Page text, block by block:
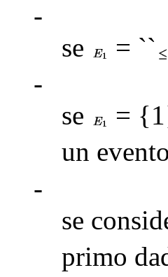
-
se
= ``
-
se
=
un
-
se
primo